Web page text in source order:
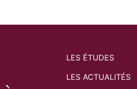
LES ÉTUDES
LES ACTUALITÉS